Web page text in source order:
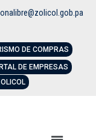
DE COMPRAS
DE EMPRESAS